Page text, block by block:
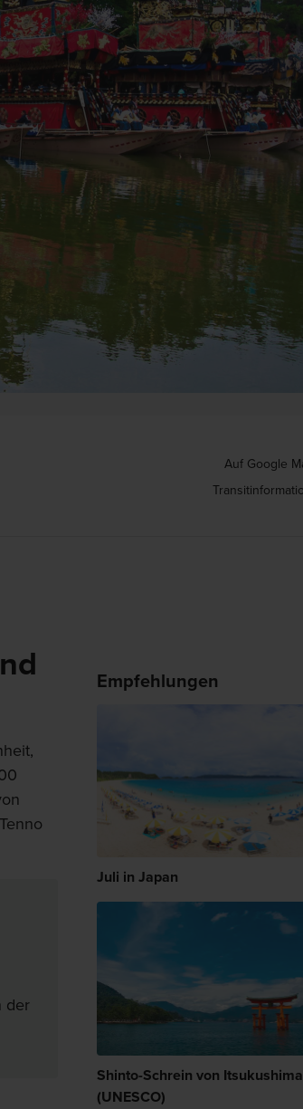
Auf Google
der
Empfehlungen
Juli in Japan
Shinto-Schrein von Itsukushima
(UNESCO)